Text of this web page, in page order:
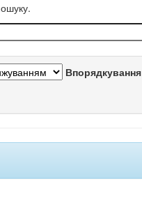
Впорядкування